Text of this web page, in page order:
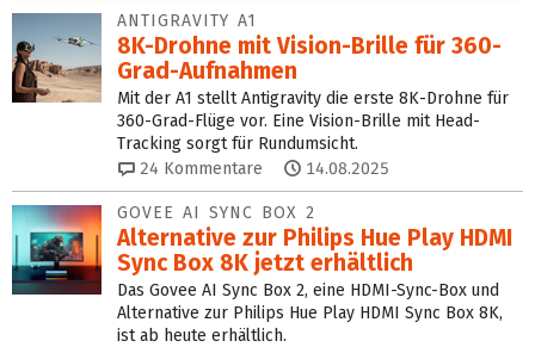
ANTIGRAVITY A1
8K-Drohne mit Vision-Brille für 360-
Grad-Aufnahmen
Mit der A1 stellt Antigravity die erste 8K-Drohne für
360-Grad-Flüge vor. Eine Vision-Brille mit Head-
Tracking sorgt für Rundumsicht.
24 Kommentare 14.08.2025
GOVEE AI SYNC BOX 2
Alternative zur Philips Hue Play HDMI
Sync Box 8K jetzt erhältlich
Das Govee AI Sync Box 2, eine HDMI-Sync-Box und
Alternative zur Philips Hue Play HDMI Sync Box 8K,
ist ab heute erhältlich.